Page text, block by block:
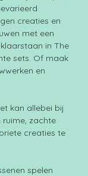
creaties en
met een
in The
sets. Of maak
en
kan allebei bij
ruime, zachte
creaties te
spelen